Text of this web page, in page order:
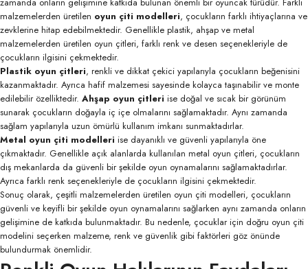
malzemelerden üretilen oyun çiti modelleri, çocukların farklı ihtiyaçlarına ve
zevklerine hitap edebilmektedir. Genellikle plastik, ahşap ve metal
malzemelerden üretilen oyun çitleri, farklı renk ve desen seçenekleriyle de
çocukların ilgisini çekmektedir.
Plastik oyun çitleri, renkli ve dikkat çekici yapılarıyla çocukların beğenisini
kazanmaktadır. Ayrıca hafif malzemesi sayesinde kolayca taşınabilir ve monte
edilebilir özelliktedir. Ahşap oyun çitleri ise doğal ve sıcak bir görünüm
sunarak çocukların doğayla iç içe olmalarını sağlamaktadır. Aynı zamanda
sağlam yapılarıyla uzun ömürlü kullanım imkanı sunmaktadırlar.
Metal oyun çiti modelleri ise dayanıklı ve güvenli yapılarıyla öne
çıkmaktadır. Genellikle açık alanlarda kullanılan metal oyun çitleri, çocukların
dış mekanlarda da güvenli bir şekilde oyun oynamalarını sağlamaktadırlar.
Ayrıca farklı renk seçenekleriyle de çocukların ilgisini çekmektedir.
Sonuç olarak, çeşitli malzemelerden üretilen oyun çiti modelleri, çocukların
güvenli ve keyifli bir şekilde oyun oynamalarını sağlarken aynı zamanda onların
gelişimine de katkıda bulunmaktadır. Bu nedenle, çocuklar için doğru oyun çiti
modelini seçerken malzeme, renk ve güvenlik gibi faktörleri göz önünde
bulundurmak önemlidir.